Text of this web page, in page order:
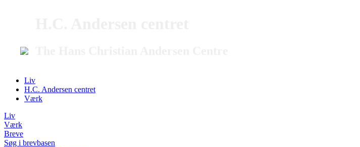
Liv
H.C. Andersen centret
Værk
Liv
Værk
Breve
Søg i brevbasen